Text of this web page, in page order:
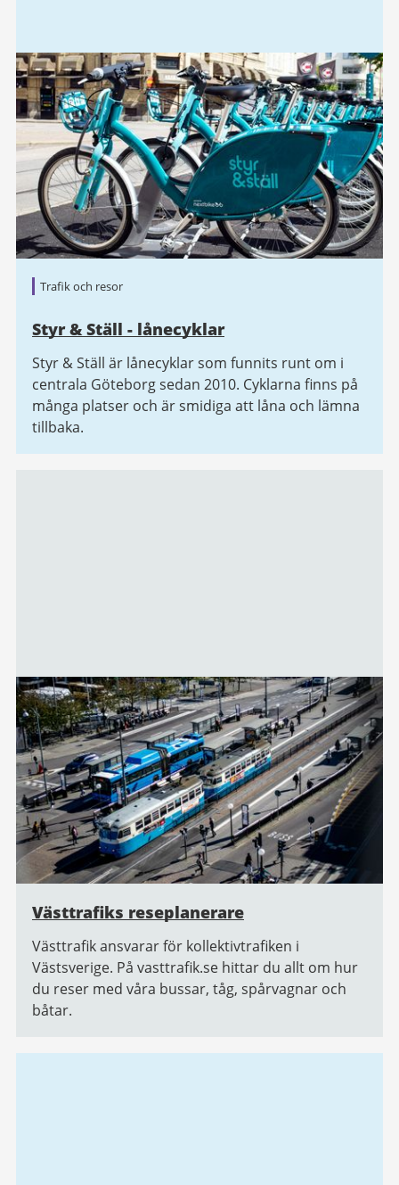
Trafik och resor
Styr & Ställ - lånecyklar
Styr & Ställ är lånecyklar som funnits runt om i
centrala Göteborg sedan 2010. Cyklarna finns på
många platser och är smidiga att låna och lämna
tillbaka.
Västtrafiks reseplanerare
Västtrafik ansvarar för kollektivtrafiken i
Västsverige. På vasttrafik.se hittar du allt om hur
du reser med våra bussar, tåg, spårvagnar och
båtar.